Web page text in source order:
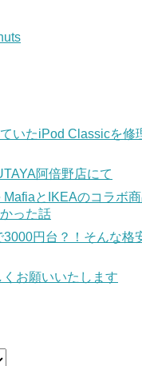
いたiPod Classicを修
阿倍野店にて
とIKEAのコラボ
った話
3000円台？！そんな格
お願いいたします